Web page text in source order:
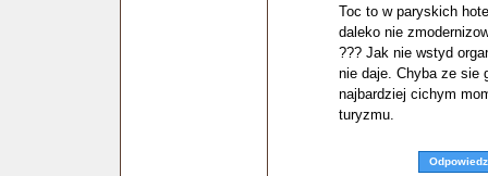
Toc to w paryskich
daleko nie
??? Jak nie wstyd
nie daje. Chyba ze sie
najbardziej cichym
turyzmu.
Odpowiedz